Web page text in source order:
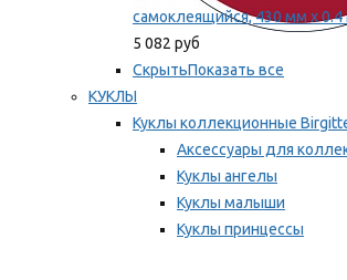
самоклеящийся, 430 мм х
5 082 руб
СкрытьПоказать все
КУКЛЫ
Куклы коллекционные
Аксессуары для
Куклы ангелы
Куклы малыши
Куклы принцессы